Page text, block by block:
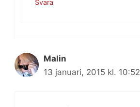
Svara
Malin
13 januari, 2015 kl. 10:52